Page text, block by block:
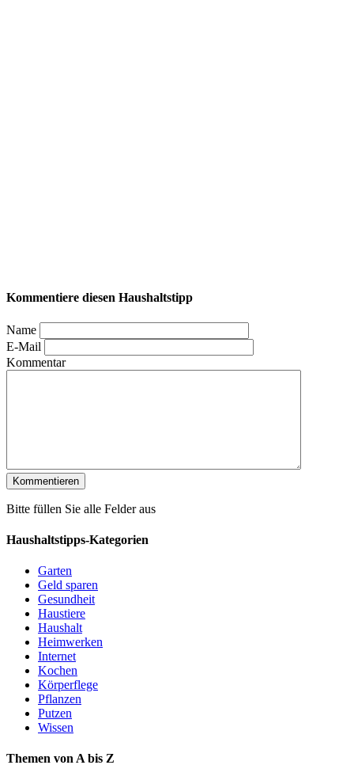
Kommentiere diesen Haushaltstipp
Name
E-Mail
Kommentar
Bitte füllen Sie alle Felder aus
Haushaltstipps-Kategorien
Garten
Geld sparen
Gesundheit
Haustiere
Haushalt
Heimwerken
Internet
Kochen
Körperflege
Pflanzen
Putzen
Wissen
Themen von A bis Z